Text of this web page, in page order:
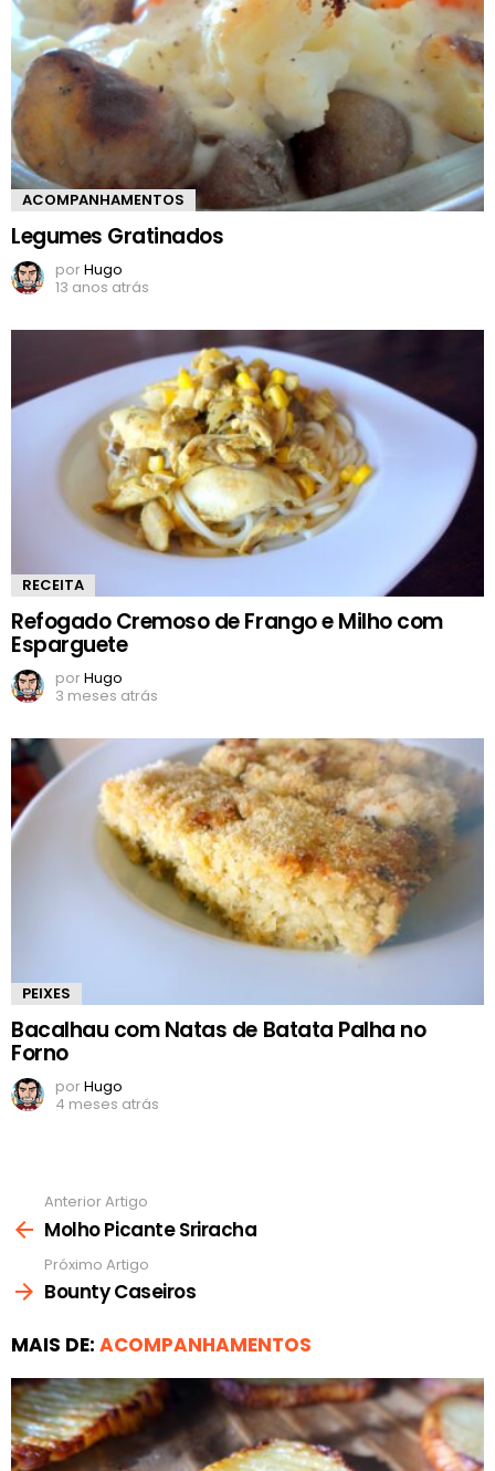
ACOMPANHAMENTOS
Legumes Gratinados
porHugo
13 anos atrás
RECEITA
Refogado Cremoso de Frango e Milho com
Esparguete
porHugo
3 meses atrás
PEIXES
Bacalhau com Natas de Batata Palha no
Forno
porHugo
4 meses atrás
mais
Anterior Artigo
Molho Picante Sriracha
Próximo Artigo
Bounty Caseiros
MAIS DE: ACOMPANHAMENTOS